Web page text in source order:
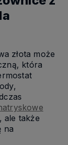
złota może
która
ale także
na